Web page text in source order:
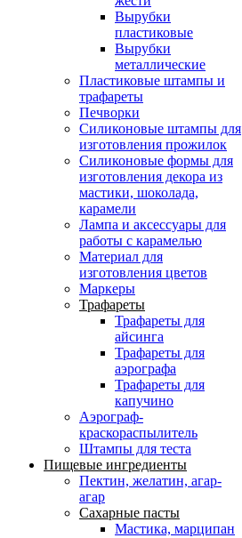
Вырубки
пластиковые
Вырубки
металлические
Пластиковые штампы и
трафареты
Печворки
Силиконовые штампы для
изготовления прожилок
Силиконовые формы для
изготовления декора из
мастики, шоколада,
карамели
Лампа и аксессуары для
работы с карамелью
Материал для
изготовления цветов
Маркеры
Трафареты
Трафареты для
айсинга
Трафареты для
аэрографа
Трафареты для
капучино
Аэрограф-
краскораспылитель
Штампы для теста
Пищевые ингредиенты
Пектин, желатин, агар-
агар
Сахарные пасты
Мастика, марципан